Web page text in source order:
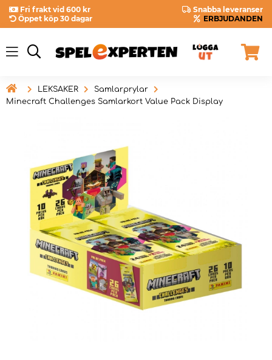
Fri frakt vid 600 kr
Snabba leveranser
Öppet köp 30 dagar
ERBJUDANDEN
 LEKSAKER
Samlarprylar
Minecraft Challenges Samlarkort Value Pack Display